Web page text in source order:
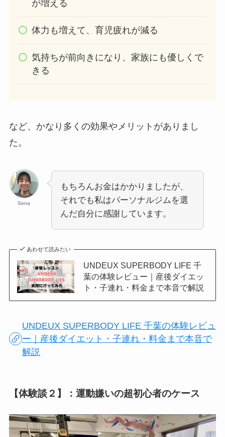
が増える
体力も増えて、育児疲れが減る
気持ちが前向きになり、家族にも優しくで
きる
など、かなり多くの効果やメリットがありまし
た。
Sena
もちろんお金はかかりましたが、
それでも私はパーソナルジムを選
んだ自分に感謝しています。
あわせて読みたい
UNDEUX SUPERBODY LIFE 千
葉の体験レビュー｜産後ダイエッ
ト・子連れ・料金まで本音で解説
UNDEUX SUPERBODY LIFE 千葉の体験レビュ
ー｜産後ダイエット・子連れ・料金まで本音で
解説
【体験談２】：運動嫌いの超初心者のケース